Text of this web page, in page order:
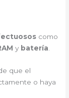
como
y batería
que el
o haya